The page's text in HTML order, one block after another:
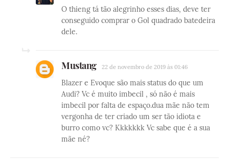
O thieng tá tão alegrinho esses dias, deve ter
conseguido comprar o Gol quadrado batedeira
dele.
Mustang 22 de novembro de 2019 às 01:46
Blazer e Evoque são mais status do que um
Audi? Vc é muito imbecil , só não é mais
imbecil por falta de espaço.dua mãe não tem
vergonha de ter criado um ser tão idiota e
burro como vc? Kkkkkkk Vc sabe que é a sua
mãe né?